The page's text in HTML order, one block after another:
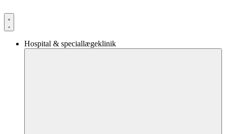
til
indhold
Hospital & speciallægeklinik